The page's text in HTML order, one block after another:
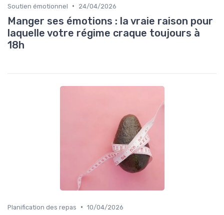
Soutien émotionnel • 24/04/2026
Manger ses émotions : la vraie raison pour
laquelle votre régime craque toujours à
18h
Planification des repas • 10/04/2026